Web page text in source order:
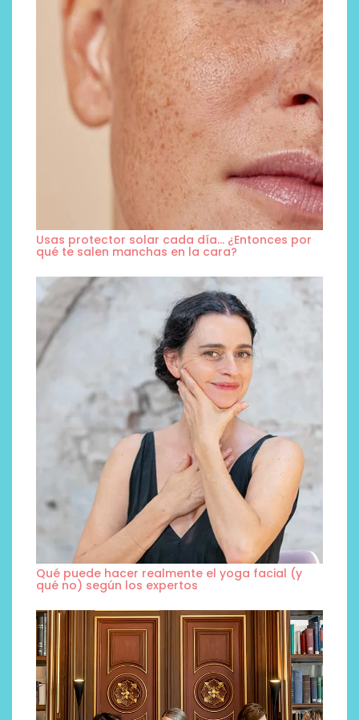
Usas protector solar cada día… ¿Entonces por
qué te salen manchas en la cara?
Qué puede hacer realmente el yoga facial (y
qué no) según los expertos